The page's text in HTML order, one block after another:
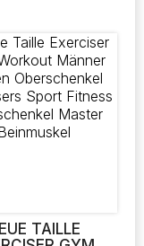
TAILLE